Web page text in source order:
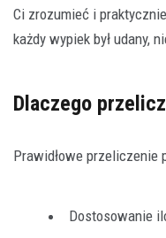
Ci zrozumieć i
każdy wypiek był udany,
Dlaczego
Prawidłowe przeliczenie
Dostosowanie